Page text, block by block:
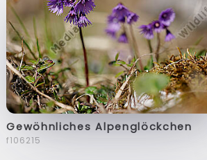
Gewöhnliches Alpenglöckchen
f106215